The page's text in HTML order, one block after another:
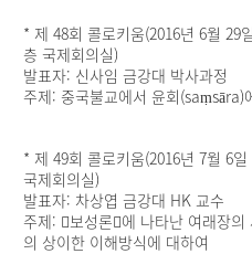
* 제 48회 콜로키움(2016년 6월 29
층 국제회의실)
발표자: 신사임 금강대 박사과정
주제: 중국불교에서 윤회
* 제 49회 콜로키움(2016년 7월 6
국제회의실)
발표자: 차상엽 금강대 HK 교수
주제: 󰡔보성론󰡕에 나타난 여래장
의 상이한 이해방식에 대하여